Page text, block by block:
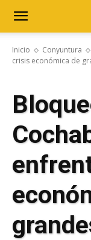
Inicio Conyuntura
crisis económica de